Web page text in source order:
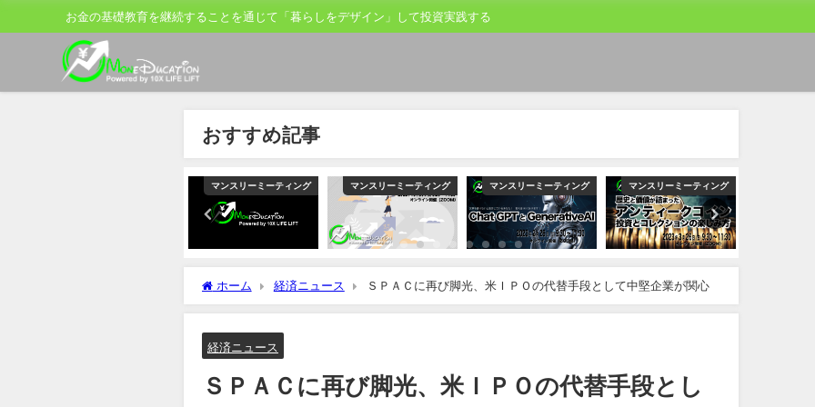
お金の基礎教育を継続することを通じて「暮らしをデザイン」して投資実践する
おすすめ記事
マンスリーミーティング マンスリーミーティング マンスリーミーティング マンスリーミーティング
ホーム 経済ニュース ＳＰＡＣに再び脚光、米ＩＰＯの代替手段として中堅企業が関心
経済ニュース
ＳＰＡＣに再び脚光、米ＩＰＯの代替手段とし